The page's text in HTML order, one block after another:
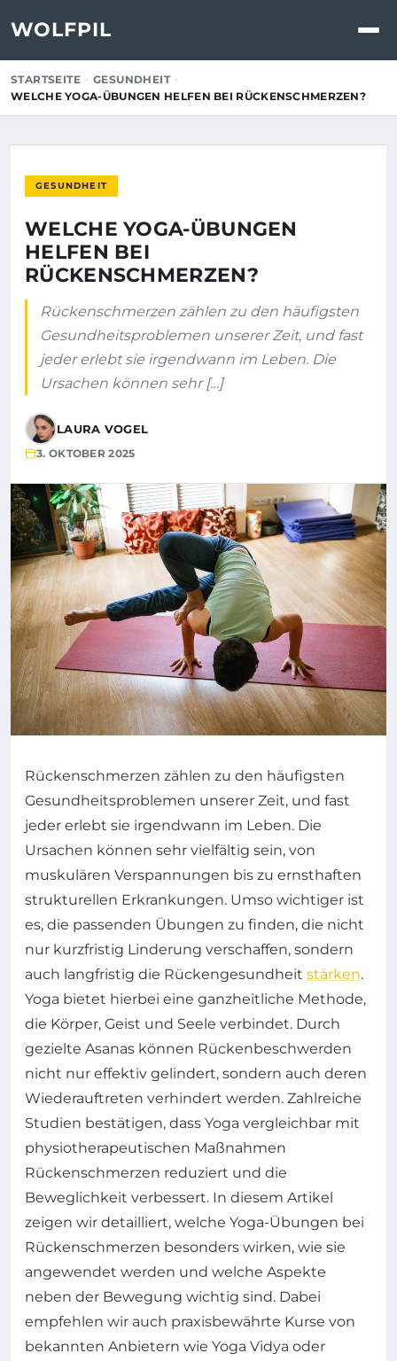
WOLFPIL
STARTSEITE
GESUNDHEIT
WELCHE YOGA-ÜBUNGEN HELFEN BEI RÜCKENSCHMERZEN?
GESUNDHEIT
WELCHE YOGA-ÜBUNGEN
HELFEN BEI
RÜCKENSCHMERZEN?
Rückenschmerzen zählen zu den häufigsten
Gesundheitsproblemen unserer Zeit, und fast
jeder erlebt sie irgendwann im Leben. Die
Ursachen können sehr […]
LAURA VOGEL
3. OKTOBER 2025
Rückenschmerzen zählen zu den häufigsten
Gesundheitsproblemen unserer Zeit, und fast
jeder erlebt sie irgendwann im Leben. Die
Ursachen können sehr vielfältig sein, von
muskulären Verspannungen bis zu ernsthaften
strukturellen Erkrankungen. Umso wichtiger ist
es, die passenden Übungen zu finden, die nicht
nur kurzfristig Linderung verschaffen, sondern
auch langfristig die Rückengesundheit stärken.
Yoga bietet hierbei eine ganzheitliche Methode,
die Körper, Geist und Seele verbindet. Durch
gezielte Asanas können Rückenbeschwerden
nicht nur effektiv gelindert, sondern auch deren
Wiederauftreten verhindert werden. Zahlreiche
Studien bestätigen, dass Yoga vergleichbar mit
physiotherapeutischen Maßnahmen
Rückenschmerzen reduziert und die
Beweglichkeit verbessert. In diesem Artikel
zeigen wir detailliert, welche Yoga-Übungen bei
Rückenschmerzen besonders wirken, wie sie
angewendet werden und welche Aspekte
neben der Bewegung wichtig sind. Dabei
empfehlen wir auch praxisbewährte Kurse von
bekannten Anbietern wie Yoga Vidya oder